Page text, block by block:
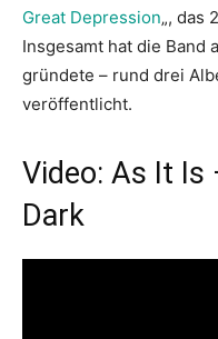
Great Depression„, das
Insgesamt hat die Band
gründete – rund drei
veröffentlicht.
Video: As It Is
Dark